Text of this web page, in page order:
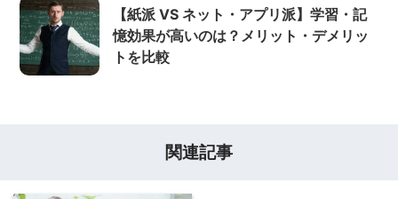
【紙派 VS ネット・アプリ派】学習・記
憶効果が高いのは？メリット・デメリッ
トを比較
関連記事